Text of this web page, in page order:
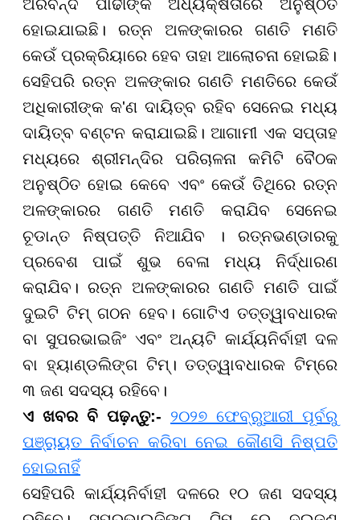
ଅରବିନ୍ଦ ପାଢୀଙ୍କ ଅଧ୍ୟକ୍ଷତାରେ ଅନୁଷ୍ଠିତ
ହୋଇଯାଇଛି। ରତ୍ନ ଅଳଙ୍କାରର ଗଣତି ମଣତି
କେଉଁ ପ୍ରକ୍ରିୟାରେ ହେବ ତାହା ଆଲୋଚନା ହୋଇଛି।
ସେହିପରି ରତ୍ନ ଅଳଙ୍କାର ଗଣତି ମଣତିରେ କେଉଁ
ଅଧିକାରୀଙ୍କ କ'ଣ ଦାୟିତ୍ବ ରହିବ ସେନେଇ ମଧ୍ୟ
ଦାୟିତ୍ବ ବଣ୍ଟନ କରାଯାଇଛି। ଆଗାମୀ ଏକ ସପ୍ତାହ
ମଧ୍ୟରେ ଶ୍ରୀମନ୍ଦିର ପରିଚାଳନା କମିଟି ବୈଠକ
ଅନୁଷ୍ଠିତ ହୋଇ କେବେ ଏବଂ କେଉଁ ତିଥିରେ ରତ୍ନ
ଅଳଙ୍କାରର ଗଣତି ମଣତି କରାଯିବ ସେନେଇ
ଚୂଡାନ୍ତ ନିଷ୍ପତ୍ତି ନିଆଯିବ । ରତ୍ନଭଣ୍ଡାରକୁ
ପ୍ରବେଶ ପାଇଁ ଶୁଭ ବେଳା ମଧ୍ୟ ନିର୍ଦ୍ଧାରଣ
କରାଯିବ। ରତ୍ନ ଅଳଙ୍କାରର ଗଣତି ମଣତି ପାଇଁ
ଦୁଇଟି ଟିମ୍ ଗଠନ ହେବ। ଗୋଟିଏ ତତ୍ତ୍ୱାବଧାରକ
ବା ସୁପରଭାଇଜିଂ ଏବଂ ଅନ୍ୟଟି କାର୍ଯ୍ୟନିର୍ବାହୀ ଦଳ
ବା ହ୍ୟାଣ୍ଡଲିଙ୍ଗ ଟିମ୍। ତତ୍ତ୍ୱାବଧାରକ ଟିମ୍ରେ
୩ ଜଣ ସଦସ୍ୟ ରହିବେ।
ଏ ଖବର ବି ପଢ଼ନ୍ତୁ:- ୨୦୨୭ ଫେବ୍ରୁଆରୀ ପୂର୍ବରୁ
ପଞ୍ଚାୟତ ନିର୍ବାଚନ କରିବା ନେଇ କୌଣସି ନିଷ୍ପତି
ହୋଇନାହିଁ
ସେହିପରି କାର୍ଯ୍ୟନିର୍ବାହୀ ଦଳରେ ୧୦ ଜଣ ସଦସ୍ୟ